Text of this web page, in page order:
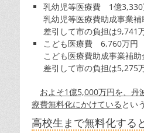
乳幼児等医療費 1億3,330
乳幼児等医療費助成事業
差引して市の負担は9,741
こども医療費 6,760万円
こども医療費助成事業補
差引して市の負担は5,275
およそ1億5,000万円を、丹
療費無料化にかけている とい
高校生まで無料化する